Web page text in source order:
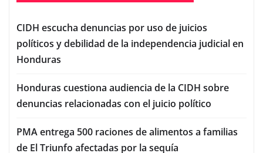
CIDH escucha denuncias por uso de juicios
políticos y debilidad de la independencia judicial en
Honduras
Honduras cuestiona audiencia de la CIDH sobre
denuncias relacionadas con el juicio político
PMA entrega 500 raciones de alimentos a familias
de El Triunfo afectadas por la sequía